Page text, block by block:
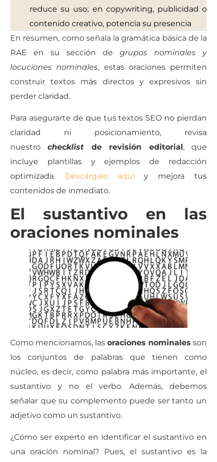
reduce su uso; en copywriting, publicidad o
contenido creativo, potencia su presencia
En resumen, como señala la gramática básica de la
RAE en su sección de grupos nominales y
locuciones nominales, estas oraciones permiten
construir textos más directos y expresivos sin
perder claridad.
Para asegurarte de que tus textos SEO no pierdan
claridad ni posicionamiento, revisa
nuestrochecklist de revisión editorial, que
incluye plantillas y ejemplos de redacción
optimizada.
Descárgalo aquíy mejora tus
contenidos de inmediato.
El sustantivo en las
oraciones nominales
Como mencionamos, las oraciones nominales son
los conjuntos de palabras que tienen como
núcleo, es decir, como palabra más importante, el
sustantivo y no el verbo. Además, debemos
señalar que su complemento puede ser tanto un
adjetivo como un sustantivo.
¿Cómo ser experto en identificar el sustantivo en
una oración nominal? Pues, el sustantivo es la